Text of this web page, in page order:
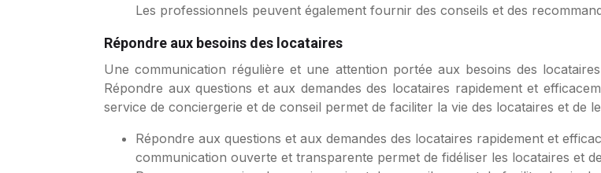
Les professionnels peuvent également fournir des conseils et des
Répondre aux besoins des locataires
Une communication régulière et une attention portée aux besoins des
Répondre aux questions et aux demandes des locataires rapidement et
service de conciergerie et de conseil permet de faciliter la vie des locataires et de
Répondre aux questions et aux demandes des locataires rapidement et
communication ouverte et transparente permet de fidéliser les locataires et